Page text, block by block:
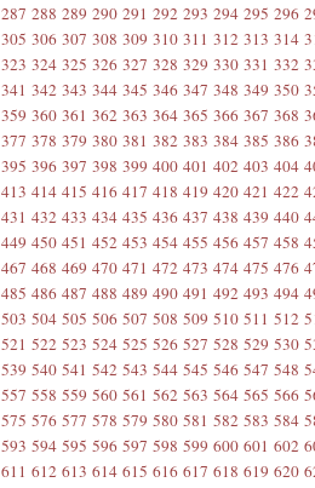
287 288 289 290 291 292 293 294 295 296
305 306 307 308 309 310 311 312 313 314
323 324 325 326 327 328 329 330 331 332
341 342 343 344 345 346 347 348 349 350
359 360 361 362 363 364 365 366 367 368
377 378 379 380 381 382 383 384 385 386
395 396 397 398 399 400 401 402 403 404
413 414 415 416 417 418 419 420 421 422
431 432 433 434 435 436 437 438 439 440
449 450 451 452 453 454 455 456 457 458
467 468 469 470 471 472 473 474 475 476
485 486 487 488 489 490 491 492 493 494
503 504 505 506 507 508 509 510 511 512
521 522 523 524 525 526 527 528 529 530
539 540 541 542 543 544 545 546 547 548
557 558 559 560 561 562 563 564 565 566
575 576 577 578 579 580 581 582 583 584
593 594 595 596 597 598 599 600 601 602
611 612 613 614 615 616 617 618 619 620